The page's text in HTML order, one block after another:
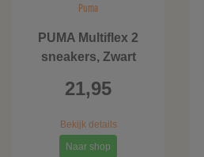
Puma
PUMA Multiflex 2
sneakers, Zwart
21,95
Bekijk details
Naar shop